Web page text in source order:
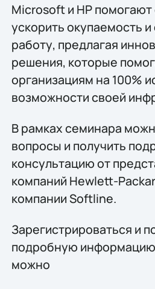
Microsoft и HP
ускорить окупаемость
работу, предлагая
решения, которые
организациям на 100%
возможности своей
В рамках семинара
вопросы и получить
консультацию от
компаний Hewlett-
компании Softline.
Зарегистрироваться и
подробную
можно